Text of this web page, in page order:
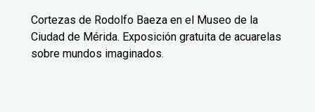
Cortezas de Rodolfo Baeza en el Museo de la
Ciudad de Mérida. Exposición gratuita de acuarelas
sobre mundos imaginados.